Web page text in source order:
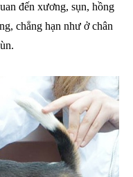
đến xương, sụn, hồng
chẳng hạn như ở chân